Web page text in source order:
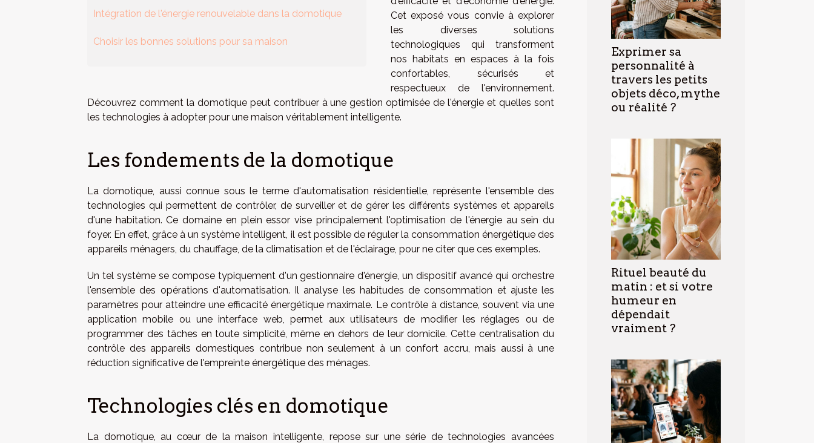
Intégration de l'énergie renouvelable dans la domotique
Choisir les bonnes solutions pour sa maison
Cet exposé vous convie à explorer
les diverses solutions
technologiques qui transforment
nos habitats en espaces à la fois
confortables, sécurisés et
respectueux de l'environnement.
Découvrez comment la domotique peut contribuer à une gestion optimisée de l'énergie et quelles sont
les technologies à adopter pour une maison véritablement intelligente.
Les fondements de la domotique
La domotique, aussi connue sous le terme d'automatisation résidentielle, représente l'ensemble des
technologies qui permettent de contrôler, de surveiller et de gérer les différents systèmes et appareils
d'une habitation. Ce domaine en plein essor vise principalement l'optimisation de l'énergie au sein du
foyer. En effet, grâce à un système intelligent, il est possible de réguler la consommation énergétique des
appareils ménagers, du chauffage, de la climatisation et de l'éclairage, pour ne citer que ces exemples.
Un tel système se compose typiquement d'un gestionnaire d'énergie, un dispositif avancé qui orchestre
l'ensemble des opérations d'automatisation. Il analyse les habitudes de consommation et ajuste les
paramètres pour atteindre une efficacité énergétique maximale. Le contrôle à distance, souvent via une
application mobile ou une interface web, permet aux utilisateurs de modifier les réglages ou de
programmer des tâches en toute simplicité, même en dehors de leur domicile. Cette centralisation du
contrôle des appareils domestiques contribue non seulement à un confort accru, mais aussi à une
réduction significative de l'empreinte énergétique des ménages.
Technologies clés en domotique
La domotique, au cœur de la maison intelligente, repose sur une série de technologies avancées
Exprimer sa
personnalité à
travers les petits
objets déco, mythe
ou réalité ?
Rituel beauté du
matin : et si votre
humeur en
dépendait
vraiment ?